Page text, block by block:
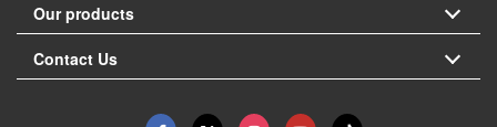
Our products
Contact Us